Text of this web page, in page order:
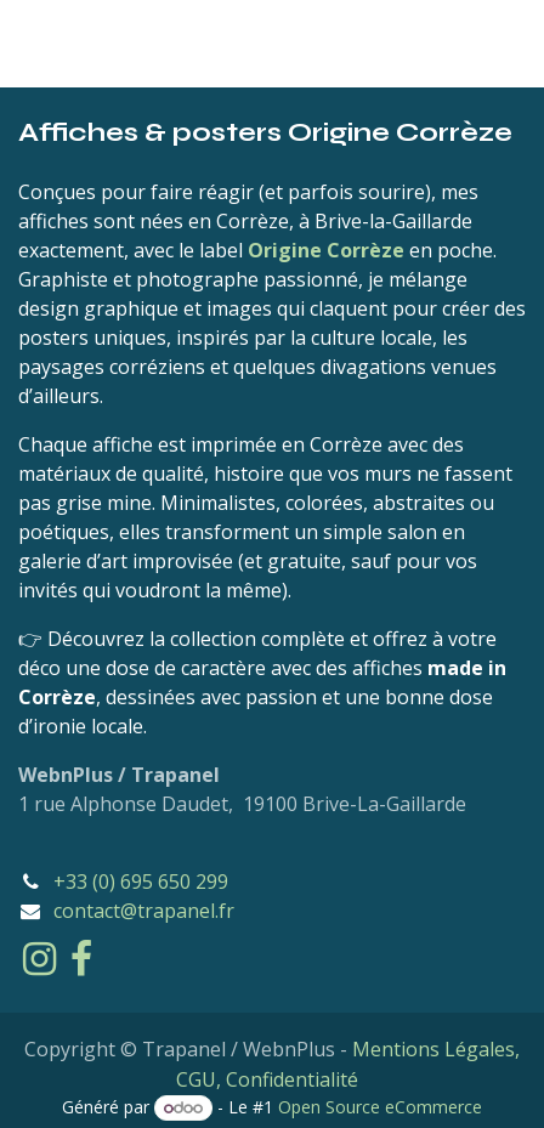
Affiches & posters Origine Corrèze
Conçues pour faire réagir (et parfois sourire), mes
affiches sont nées en Corrèze, à Brive-la-Gaillarde
exactement, avec le label Origine Corrèze en poche.
Graphiste et photographe passionné, je mélange
design graphique et images qui claquent pour créer des
posters uniques, inspirés par la culture locale, les
paysages corréziens et quelques divagations venues
d’ailleurs.
Chaque affiche est imprimée en Corrèze avec des
matériaux de qualité, histoire que vos murs ne fassent
pas grise mine. Minimalistes, colorées, abstraites ou
poétiques, elles transforment un simple salon en
galerie d’art improvisée (et gratuite, sauf pour vos
invités qui voudront la même).
👉 Découvrez la collection complète et offrez à votre
déco une dose de caractère avec des affiches made in
Corrèze, dessinées avec passion et une bonne dose
d’ironie locale.
WebnPlus / Trapanel
1 rue Alphonse Daudet, 19100 Brive-La-Gaillarde
+33 (0) 695 650 299
contact@trapanel.fr
Copyright © Trapanel / WebnPlus - Mentions Légales,
CGU, Confidentialité
Généré par - Le #1Open Source eCommerce